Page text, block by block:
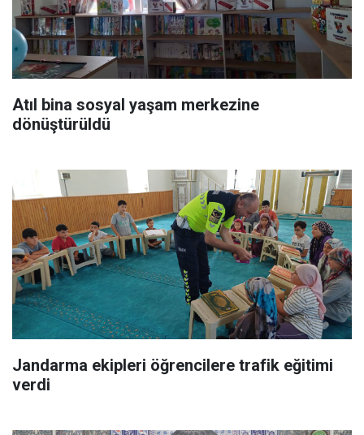
Atıl bina sosyal yaşam merkezine
dönüştürüldü
Jandarma ekipleri öğrencilere trafik eğitimi
verdi